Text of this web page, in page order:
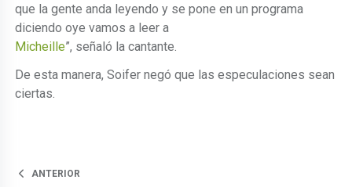
que la gente anda leyendo y se pone en un programa
diciendo oye vamos a leer a
Micheille”, señaló la cantante.
De esta manera, Soifer negó que las especulaciones sean
ciertas.
ANTERIOR